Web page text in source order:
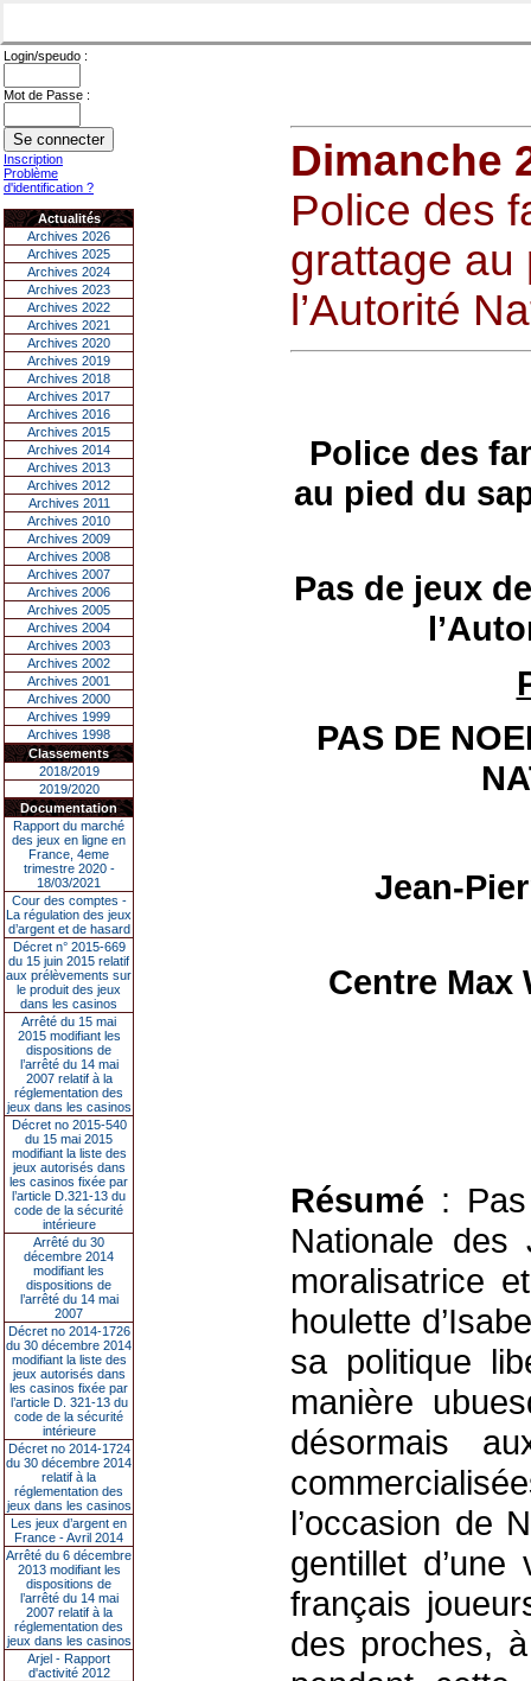
Login/speudo :
Mot de Passe :
Inscription
Problème
d'identification ?
Actualités
Archives 2026
Archives 2025
Archives 2024
Archives 2023
Archives 2022
Archives 2021
Archives 2020
Archives 2019
Archives 2018
Archives 2017
Archives 2016
Archives 2015
Archives 2014
Archives 2013
Archives 2012
Archives 2011
Archives 2010
Archives 2009
Archives 2008
Archives 2007
Archives 2006
Archives 2005
Archives 2004
Archives 2003
Archives 2002
Archives 2001
Archives 2000
Archives 1999
Archives 1998
Classements
2018/2019
2019/2020
Documentation
Rapport du marché
des jeux en ligne en
France, 4eme
trimestre 2020 -
18/03/2021
Cour des comptes -
La régulation des jeux
d’argent et de hasard
Décret n° 2015-669
du 15 juin 2015 relatif
aux prélèvements sur
le produit des jeux
dans les casinos
Arrêté du 15 mai
2015 modifiant les
dispositions de
l’arrêté du 14 mai
2007 relatif à la
réglementation des
jeux dans les casinos
Décret no 2015-540
du 15 mai 2015
modifiant la liste des
jeux autorisés dans
les casinos fixée par
l’article D.321-13 du
code de la sécurité
intérieure
Arrêté du 30
décembre 2014
modifiant les
dispositions de
l’arrêté du 14 mai
2007
Décret no 2014-1726
du 30 décembre 2014
modifiant la liste des
jeux autorisés dans
les casinos fixée par
l’article D. 321-13 du
code de la sécurité
intérieure
Décret no 2014-1724
du 30 décembre 2014
relatif à la
réglementation des
jeux dans les casinos
Les jeux d’argent en
France - Avril 2014
Arrêté du 6 décembre
2013 modifiant les
dispositions de
l’arrêté du 14 mai
2007 relatif à la
réglementation des
jeux dans les casinos
Arjel - Rapport
d'activité 2012
Dimanche
Police des
grattage au
l’Autorité
Police des
au pied du
Pas de jeux
PAS DE
Jean-
Centre Max
Résumé :
Nationale
moralisatrice
houlette
sa politique
manière
désormais
l’occasion de
gentillet
français
des proches,